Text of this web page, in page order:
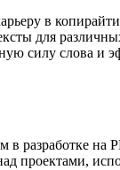
в
для
силу слова и
в разработке на
проектами,